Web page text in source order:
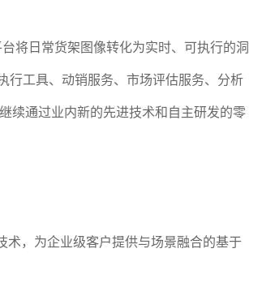
将日常货架图像转化为实时、可执行的洞
行工具、动销服务、市场评估服务、分析
续通过业内新的先进技术和自主研发的零
术，为企业级客户提供与场景融合的基于